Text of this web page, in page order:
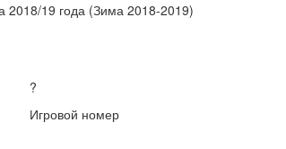
2018/19 года (Зима 2018-2019)
?
Игровой номер